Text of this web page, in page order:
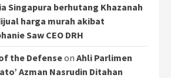
Singapura berhutang Khazanah
harga murah akibat
Saw CEO DRH
the Defenseon Ahli Parlimen
Azman Nasrudin Ditahan